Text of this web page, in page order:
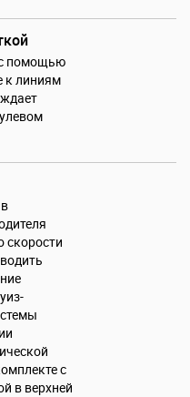
помощью
к линиям
с
в верхней